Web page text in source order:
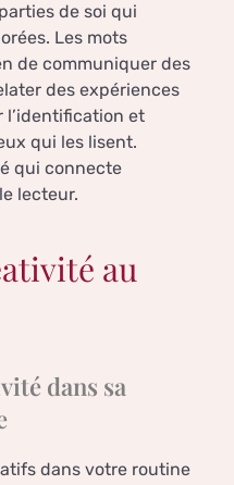
de soi qui
Les mots
de communiquer des
des expériences
l’identification et
qui les lisent.
qui connecte
lecteur.
au
dans sa
dans votre routine